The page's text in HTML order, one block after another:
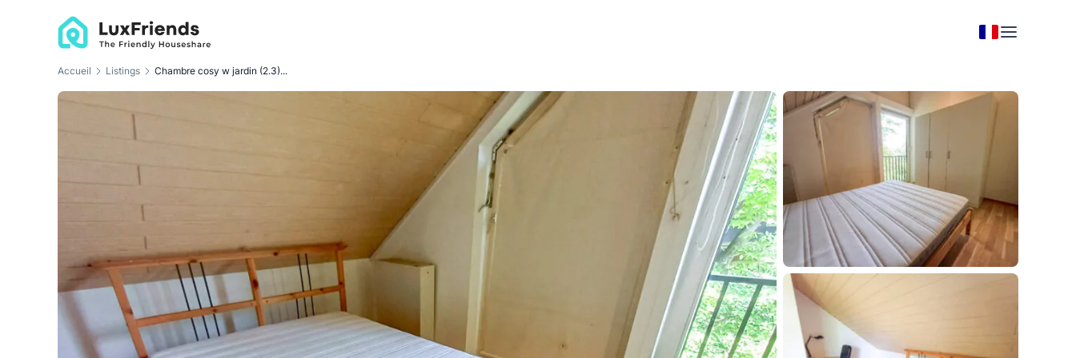
Accueil Listings Chambre cosy w jardin (2.3)...